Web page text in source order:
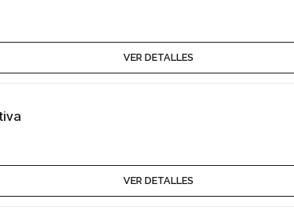
VER DETALLES
VER DETALLES